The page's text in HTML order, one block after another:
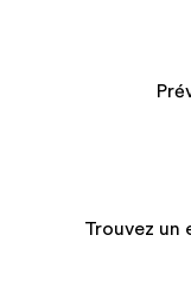
Trouvez un